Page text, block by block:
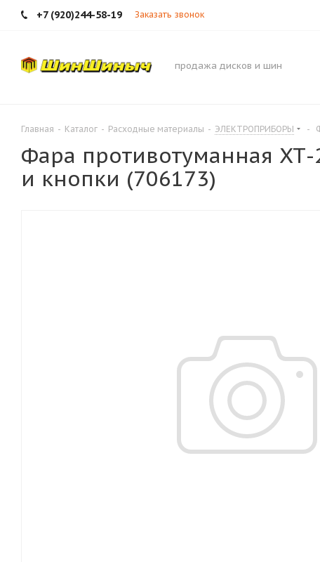
+7 (920)244-58-19 Заказать звонок
продажа дисков и шин
Главная - Каталог - Расходные материалы - ЭЛЕКТРОПРИБОРЫ -
Фара противотуманная
и кнопки (706173)